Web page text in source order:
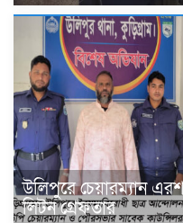
উলিপুরে চেয়ারম্যান
লিটন গ্রেফতার